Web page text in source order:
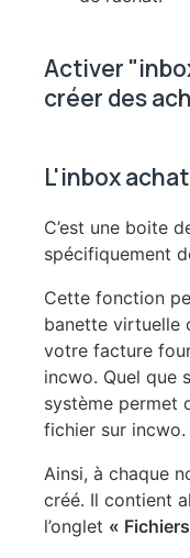
Activer
créer des
L'inbox
C’est une boite
spécifiquement
Cette fonction
banette virtuelle
votre facture
incwo. Quel que
système permet
fichier sur incwo.
Ainsi, à chaque
créé. Il contient
l’onglet «